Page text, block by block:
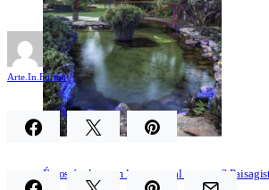
É possível ter um lago natural em casa?
Arte.In.Forma